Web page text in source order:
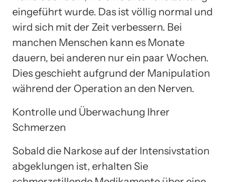
eingeführt wurde. Das ist völlig normal und
wird sich mit der Zeit verbessern. Bei
manchen Menschen kann es Monate
dauern, bei anderen nur ein paar Wochen.
Dies geschieht aufgrund der Manipulation
während der Operation an den Nerven.
Kontrolle und Überwachung Ihrer
Schmerzen
Sobald die Narkose auf der Intensivstation
abgeklungen ist, erhalten Sie